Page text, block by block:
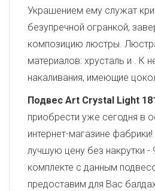
Украшением ему служат
безупречной огранкой,
композицию люстры.
материалов: хрусталь и . К
накаливания, имеющие
Подвес Art Crystal Light
приобрести уже сегодня в
интернет-магазине
лучшую цену без накрутки -
комплекте с данным
предоставим для Вас